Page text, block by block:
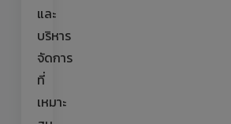
และ
บริหาร
จัดการ
ที่
เหมาะ